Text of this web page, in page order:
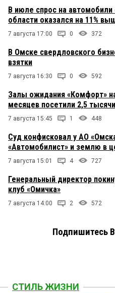
В июле спрос на
области оказался на 11%
7 августа 17:00 0 372
В Омске свердловского
взятки
7 августа 16:30 0 592
Залы ожидания «Комфорт»
месяцев посетили 2,5
7 августа 15:45 1 448
Суд конфисковал у АО
«Автомобилист» и землю в
7 августа 15:01 4 727
Генеральный директор
клуб «Омичка»
7 августа 14:00 2 572
Подпишитесь
СТИЛЬ ЖИЗНИ